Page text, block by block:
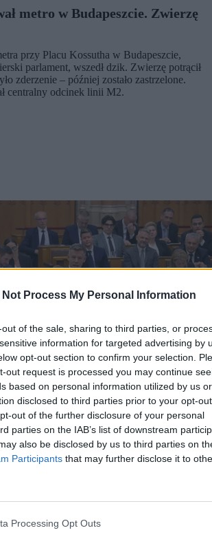
Not Process My Personal Information
of the sale, sharing to third parties, or
information for targeted advertising by
opt-out section to confirm your selection.
out request is processed you may continue
based on personal information utilized by us or
disclosed to third parties prior to your opt-
out of the further disclosure of your personal
parties on the IAB’s list of downstream
also be disclosed by us to third parties on
Participants that may further disclose it to
Processing Opt Outs
metro w Budapeszcie. Zwierzę
przy Placu Kossutha w Budapeszcie,
parlament, wszedł dzik. Zwierzę potrącił
zderzenie – później zostało zastrzelone.
centralny odcinek linii M2.
na prezydenta.
we wtorek
Petera Magyara wybrał w sobotę Andrasa
węgierskiego Sądu Najwyższego, na
kraju. Parlament zagłosuje nad nową